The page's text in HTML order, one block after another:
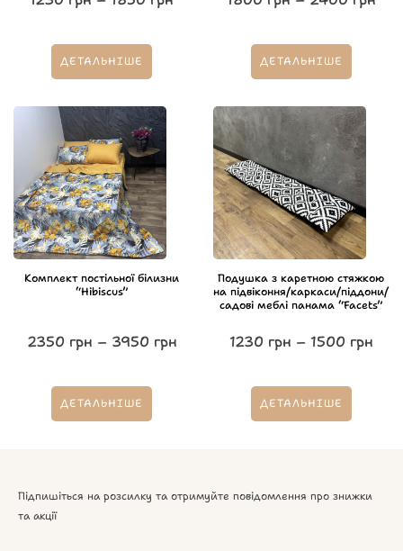
ДЕТАЛЬНІШЕ ДЕТАЛЬНІШЕ
Комплект постільної білизни
“Hibiscus”
2350 грн – 3950 грн
ДЕТАЛЬНІШЕ
Подушка з каретною стяжкою
на підвіконня/каркаси/піддони/
садові меблі панама “Facets”
1230 грн – 1500 грн
ДЕТАЛЬНІШЕ
Підпишіться на розсилку та отримуйте повідомлення про знижки
та акції